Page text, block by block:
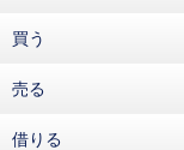
買う
売る
借りる